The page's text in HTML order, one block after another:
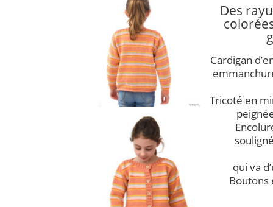
Des
Cardigan
Tricoté en
qui va
Boutons